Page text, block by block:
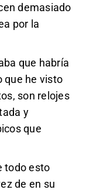
demasiado
por la
que habría
que he visto
son relojes
y
que
todo esto
de en su